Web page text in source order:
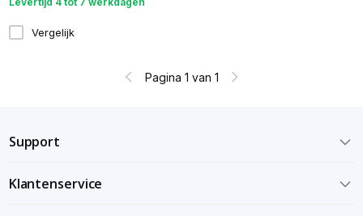
Vergelijk
Pagina 1 van 1
Support
Klantenservice